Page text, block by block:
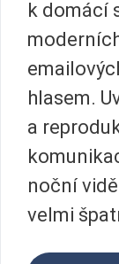
k domácí
hlasem.
a
noční
velmi